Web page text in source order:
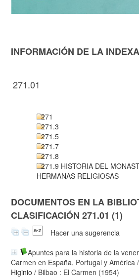
INFORMACIÓN DE LA
271.01
271
271.3
271.5
271.7
271.8
271.9 HISTORIA DEL
HERMANAS RELIGIOSAS
DOCUMENTOS EN LA
CLASIFICACIÓN 271.01 (1)
Hacer una sugerencia
Apuntes para la historia de la
Carmen en España, Portugal y América /
Higinio / Bilbao : El Carmen (1954)